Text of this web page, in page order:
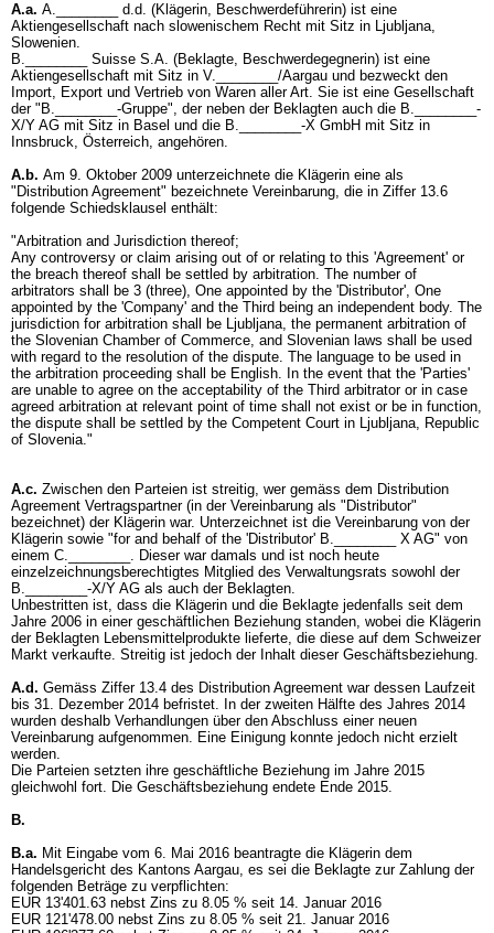
A.a. A.________ d.d. (Klägerin, Beschwerdeführerin) ist eine
Aktiengesellschaft nach slowenischem Recht mit Sitz in Ljubljana,
Slowenien.
B.________ Suisse S.A. (Beklagte, Beschwerdegegnerin) ist eine
Aktiengesellschaft mit Sitz in V.________/Aargau und bezweckt den
Import, Export und Vertrieb von Waren aller Art. Sie ist eine Gesellschaft
der "B.________-Gruppe", der neben der Beklagten auch die B.________-
X/Y AG mit Sitz in Basel und die B.________-X GmbH mit Sitz in
Innsbruck, Österreich, angehören.
A.b. Am 9. Oktober 2009 unterzeichnete die Klägerin eine als
"Distribution Agreement" bezeichnete Vereinbarung, die in Ziffer 13.6
folgende Schiedsklausel enthält:
"Arbitration and Jurisdiction thereof;
Any controversy or claim arising out of or relating to this 'Agreement' or
the breach thereof shall be settled by arbitration. The number of
arbitrators shall be 3 (three), One appointed by the 'Distributor', One
appointed by the 'Company' and the Third being an independent body. The
jurisdiction for arbitration shall be Ljubljana, the permanent arbitration of
the Slovenian Chamber of Commerce, and Slovenian laws shall be used
with regard to the resolution of the dispute. The language to be used in
the arbitration proceeding shall be English. In the event that the 'Parties'
are unable to agree on the acceptability of the Third arbitrator or in case
agreed arbitration at relevant point of time shall not exist or be in function,
the dispute shall be settled by the Competent Court in Ljubljana, Republic
of Slovenia."
A.c. Zwischen den Parteien ist streitig, wer gemäss dem Distribution
Agreement Vertragspartner (in der Vereinbarung als "Distributor"
bezeichnet) der Klägerin war. Unterzeichnet ist die Vereinbarung von der
Klägerin sowie "for and behalf of the 'Distributor' B.________ X AG" von
einem C.________. Dieser war damals und ist noch heute
einzelzeichnungsberechtigtes Mitglied des Verwaltungsrats sowohl der
B.________-X/Y AG als auch der Beklagten.
Unbestritten ist, dass die Klägerin und die Beklagte jedenfalls seit dem
Jahre 2006 in einer geschäftlichen Beziehung standen, wobei die Klägerin
der Beklagten Lebensmittelprodukte lieferte, die diese auf dem Schweizer
Markt verkaufte. Streitig ist jedoch der Inhalt dieser Geschäftsbeziehung.
A.d. Gemäss Ziffer 13.4 des Distribution Agreement war dessen Laufzeit
bis 31. Dezember 2014 befristet. In der zweiten Hälfte des Jahres 2014
wurden deshalb Verhandlungen über den Abschluss einer neuen
Vereinbarung aufgenommen. Eine Einigung konnte jedoch nicht erzielt
werden.
Die Parteien setzten ihre geschäftliche Beziehung im Jahre 2015
gleichwohl fort. Die Geschäftsbeziehung endete Ende 2015.
B.
B.a. Mit Eingabe vom 6. Mai 2016 beantragte die Klägerin dem
Handelsgericht des Kantons Aargau, es sei die Beklagte zur Zahlung der
folgenden Beträge zu verpflichten:
EUR 13'401.63 nebst Zins zu 8.05 % seit 14. Januar 2016
EUR 121'478.00 nebst Zins zu 8.05 % seit 21. Januar 2016